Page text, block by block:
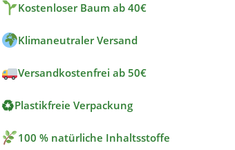
Kostenloser Baum ab 40€
Klimaneutraler Versand
Versandkostenfrei ab 50€
♻Plastikfreie Verpackung
100 % natürliche Inhaltsstoffe